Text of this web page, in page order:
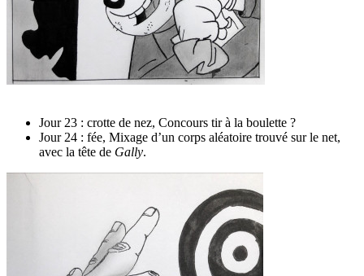
Jour 23 : crotte de nez, Concours tir à la boulette ?
Jour 24 : fée, Mixage d’un corps aléatoire trouvé sur le net,
avec la tête de Gally.